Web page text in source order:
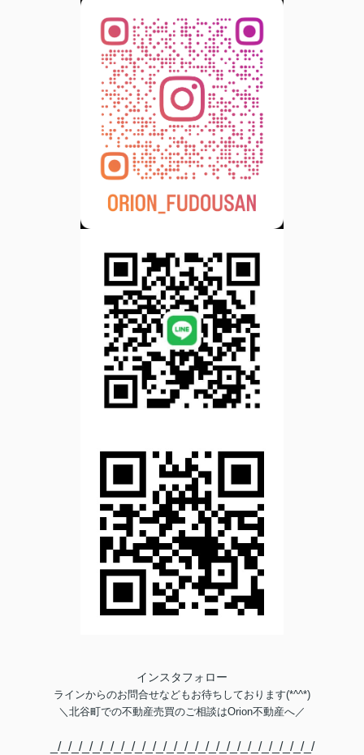
インスタフォロー
ラインからのお問合せなどもお待ちしております(*^^*)
＼ 北谷町での不動産売買のご相談はOrion不動産へ／
_/_/_/_/_/_/_/_/_/_/_/_/_/_/_/_/_/_/_/_/_/_/_/_/_/